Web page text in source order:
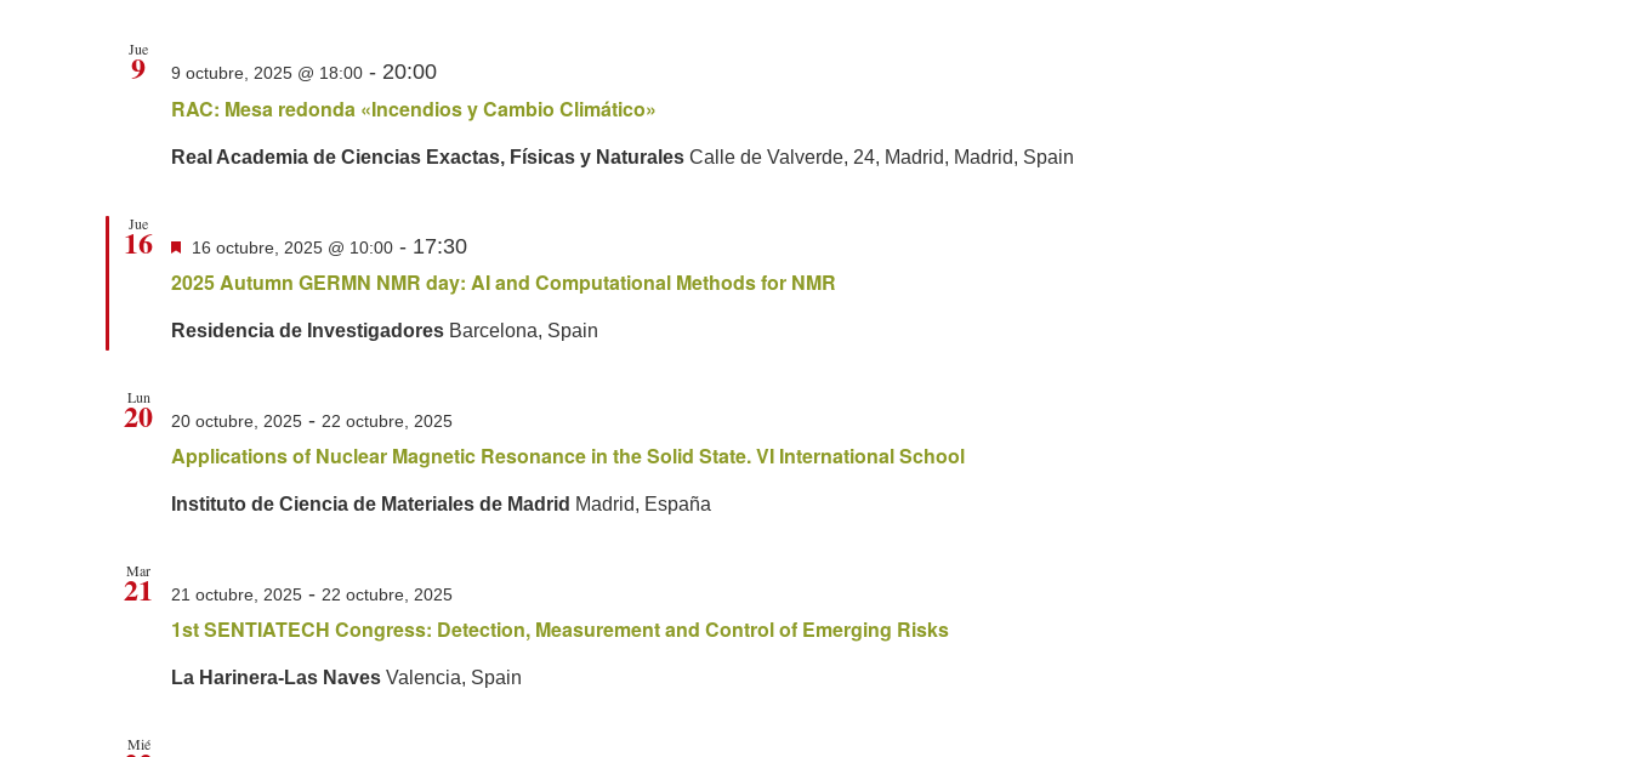
Jue
9 9 octubre, 2025 @ 18:00 - 20:00
RAC: Mesa redonda «Incendios y Cambio Climático»
Real Academia de Ciencias Exactas, Físicas y Naturales Calle de Valverde, 24, Madrid, Madrid, Spain
Jue
16 Destacado
16 octubre, 2025 @ 10:00 - 17:30
2025 Autumn GERMN NMR day: AI and Computational Methods for NMR
Residencia de Investigadores Barcelona, Spain
Lun
20 20 octubre, 2025 - 22 octubre, 2025
Applications of Nuclear Magnetic Resonance in the Solid State. VI International School
Instituto de Ciencia de Materiales de Madrid Madrid, España
Mar
21 21 octubre, 2025 - 22 octubre, 2025
1st SENTIATECH Congress: Detection, Measurement and Control of Emerging Risks
La Harinera-Las Naves Valencia, Spain
Mié